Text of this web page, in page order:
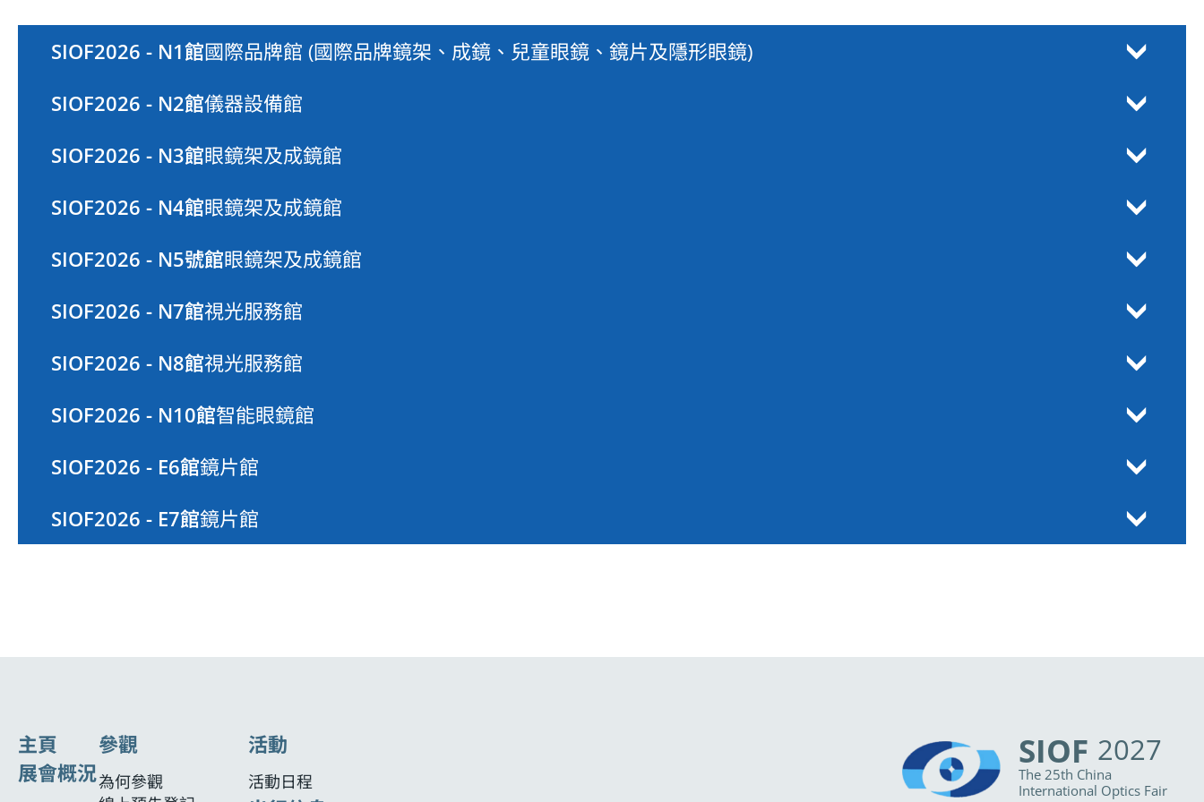
SIOF2026 - N1館國際品牌館 (國際品牌鏡架、成鏡、兒童眼鏡、鏡片及隱形眼鏡)
SIOF2026 - N2館儀器設備館
SIOF2026 - N3館眼鏡架及成鏡館
SIOF2026 - N4館眼鏡架及成鏡館
SIOF2026 - N5號館眼鏡架及成鏡館
SIOF2026 - N7館視光服務館
SIOF2026 - N8館視光服務館
SIOF2026 - N10館智能眼鏡館
SIOF2026 - E6館鏡片館
SIOF2026 - E7館鏡片館
主頁
展會概況
參觀
為何參觀
活動
活動日程
SIOF 2027
The 25th China
International Optics Fair